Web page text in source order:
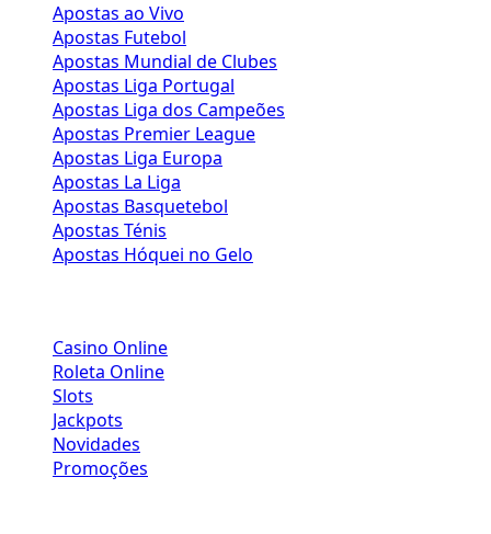
Apostas ao Vivo
Apostas Futebol
Apostas Mundial de Clubes
Apostas Liga Portugal
Apostas Liga dos Campeões
Apostas Premier League
Apostas Liga Europa
Apostas La Liga
Apostas Basquetebol
Apostas Ténis
Apostas Hóquei no Gelo
Casino Online
Roleta Online
Slots
Jackpots
Novidades
Promoções